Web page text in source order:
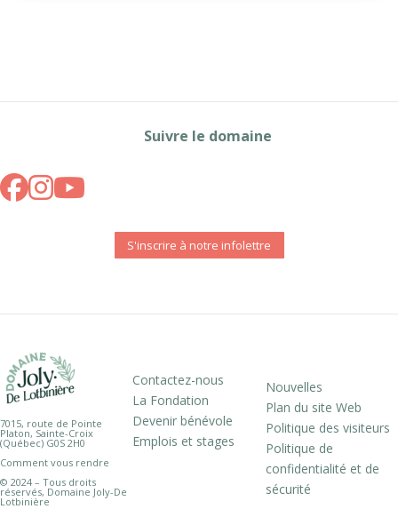
Suivre le domaine
S'inscrire à notre infolettre
7015, route de Pointe
Platon, Sainte-Croix
(Québec) G0S 2H0
Comment vous rendre
© 2024 – Tous droits
réservés, Domaine Joly-De
Lotbinière
Contactez-nous
La Fondation
Devenir bénévole
Emplois et stages
Nouvelles
Plan du site Web
Politique des visiteurs
Politique de
confidentialité et de
sécurité